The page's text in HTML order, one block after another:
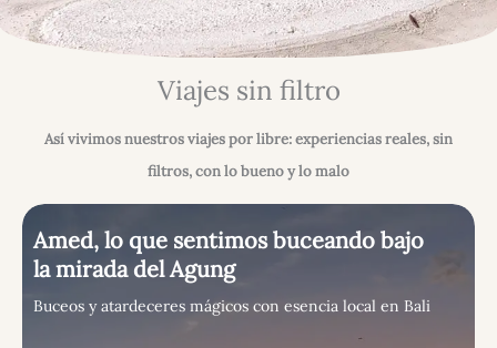
Viajes sin filtro
Así vivimos nuestros viajes por libre: experiencias reales, sin
filtros, con lo bueno y lo malo
Amed, lo que sentimos buceando bajo
la mirada del Agung
Buceos y atardeceres mágicos con esencia local en Bali